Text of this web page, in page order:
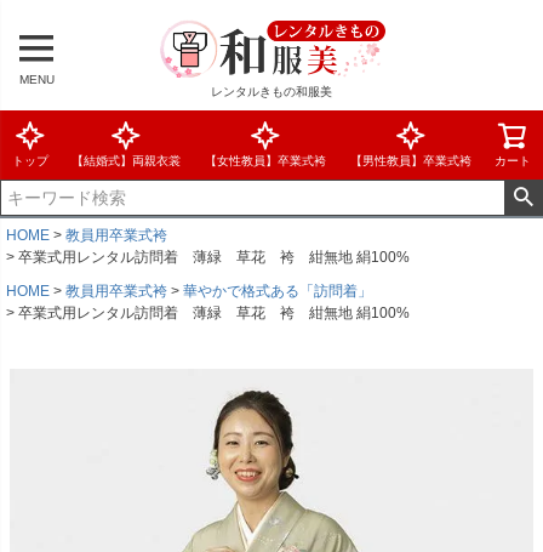
MENU
レンタルきもの和服美
トップ 【結婚式】両親衣裳 【女性教員】卒業式袴 【男性教員】卒業式袴 カート
HOME
教員用卒業式袴
卒業式用レンタル訪問着 薄緑 草花 袴 紺無地 絹100%
HOME
教員用卒業式袴
華やかで格式ある「訪問着」
卒業式用レンタル訪問着 薄緑 草花 袴 紺無地 絹100%